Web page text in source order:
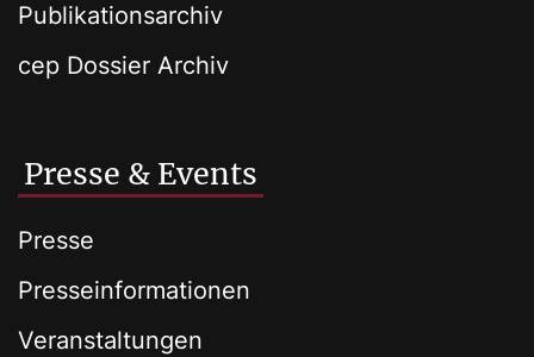
Publikationsarchiv
cep Dossier Archiv
Presse & Events
Presse
Presseinformationen
Veranstaltungen